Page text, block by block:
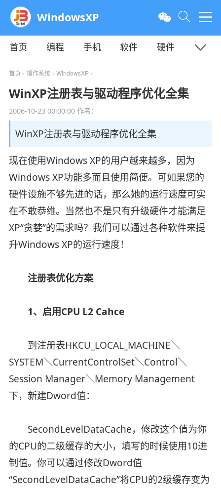
WindowsXP
首页 编程 手机 软件
硬件
教程
平面 服务器
首页 > 操作系统> WindowsXP>
WinXP注册表与驱动程序优化全集
2006-10-23 00:00:00作者：
WinXP注册表与驱动程序优化全集
现在使用Windows XP的用户越来越多，因为
Windows XP功能多而且使用简便。可如果您的
硬件设施不够先进的话，那么她的运行速度可实
在不敢恭维。当然也不是只有升级硬件才能满足
XP“贪婪”的需求吗？我们可以通过各种软件来提
升Windows XP的运行速度！
注册表优化方案
1、启用CPU L2 Cahce
到注册表HKCU_LOCAL_MACHINE＼
SYSTEM＼CurrentControlSet＼Control＼
Session Manager＼Memory Management
下，新建Dword值：
SecondLevelDataCache，修改这个值为你
的CPU的二级缓存的大小，填写的时候使用10进
制值。你可以通过修改Dword值
“SecondLevelDataCache”将CPU的2级缓存变为